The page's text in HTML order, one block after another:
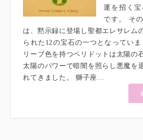
運を招く
です。 そ
は、黙示録に登場し聖都エレサレム
られた12の宝石の一つとなってい
リーブ色を持つペリドットは太陽の
太陽のパワーで暗闇を照らし悪魔を
れてきました。 獅子座...